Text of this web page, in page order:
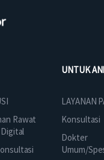
Rawat
UNTUK
LAYANAN
Konsultasi
Dokter
Umum/